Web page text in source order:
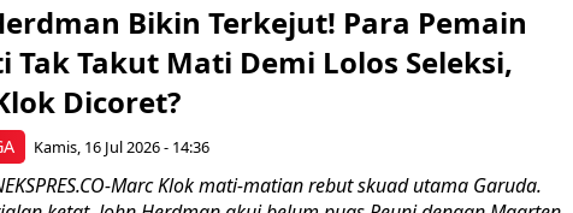
Bikin Terkejut! Para Pemain
Tak Takut Mati Demi Lolos Seleksi,
Dicoret?
Kamis, 16 Jul 2026 - 14:36
Marc Klok mati-matian rebut skuad utama Garuda.